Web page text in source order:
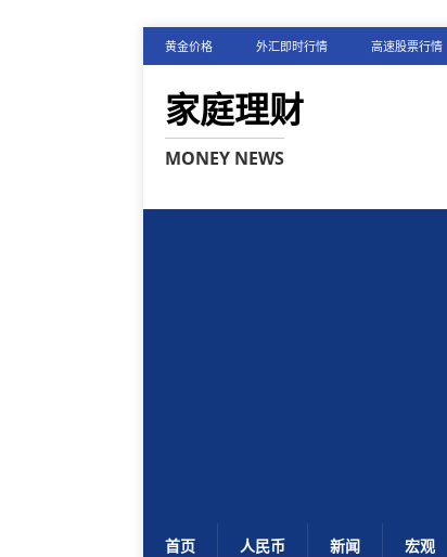
黄金价格 外汇即时行情 高速股票行情
家庭理财
MONEY NEWS
首页 人民币 新闻 宏观